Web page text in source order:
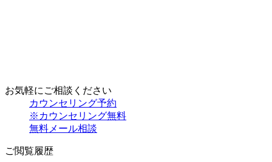
お気軽にご相談ください
カウンセリング予約
※カウンセリング無料
無料メール相談
ご閲覧履歴